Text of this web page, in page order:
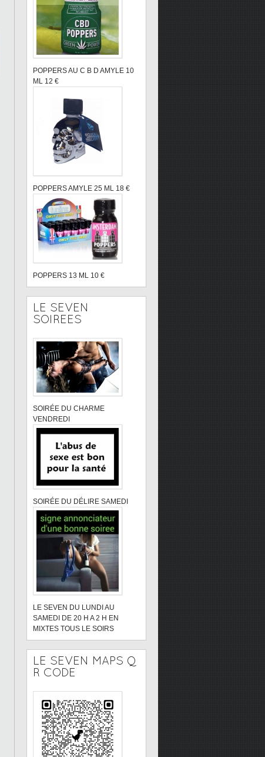
POPPERS AU C B D AMYLE 10
ML 12 €
POPPERS AMYLE 25 ML 18 €
POPPERS 13 ML 10 €
LE SEVEN
SOIREES
SOIRÉE DU CHARME
VENDREDI
SOIRÉE DU DÉLIRE SAMEDI
LE SEVEN DU LUNDI AU
SAMEDI DE 20 H A 2 H EN
MIXTES TOUS LE SOIRS
LE SEVEN MAPS Q
R CODE